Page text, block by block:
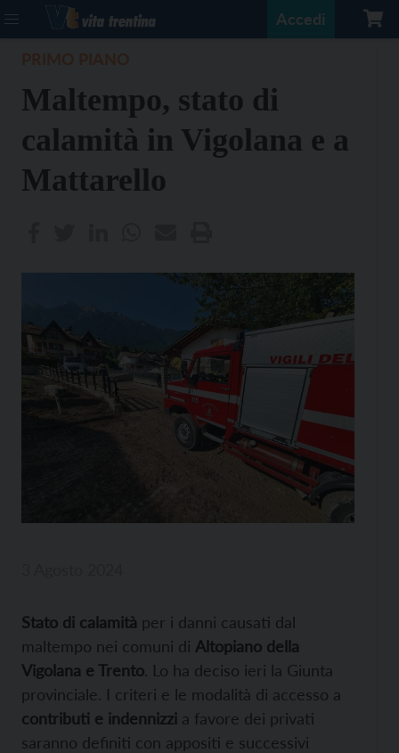
Accedi
Maltempo, stato di
calamità in Vigolana e a
Mattarello
Stato di calamità per i danni causati dal
maltempo nei comuni di Altopiano della
Vigolana e Trento. Lo ha deciso ieri la Giunta
provinciale. I criteri e le modalità di accesso a
contributi e indennizzi a favore dei privati
saranno definiti con appositi e successivi